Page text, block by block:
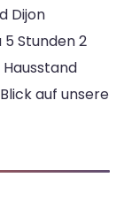
Dijon
Stunden 2
auf unsere